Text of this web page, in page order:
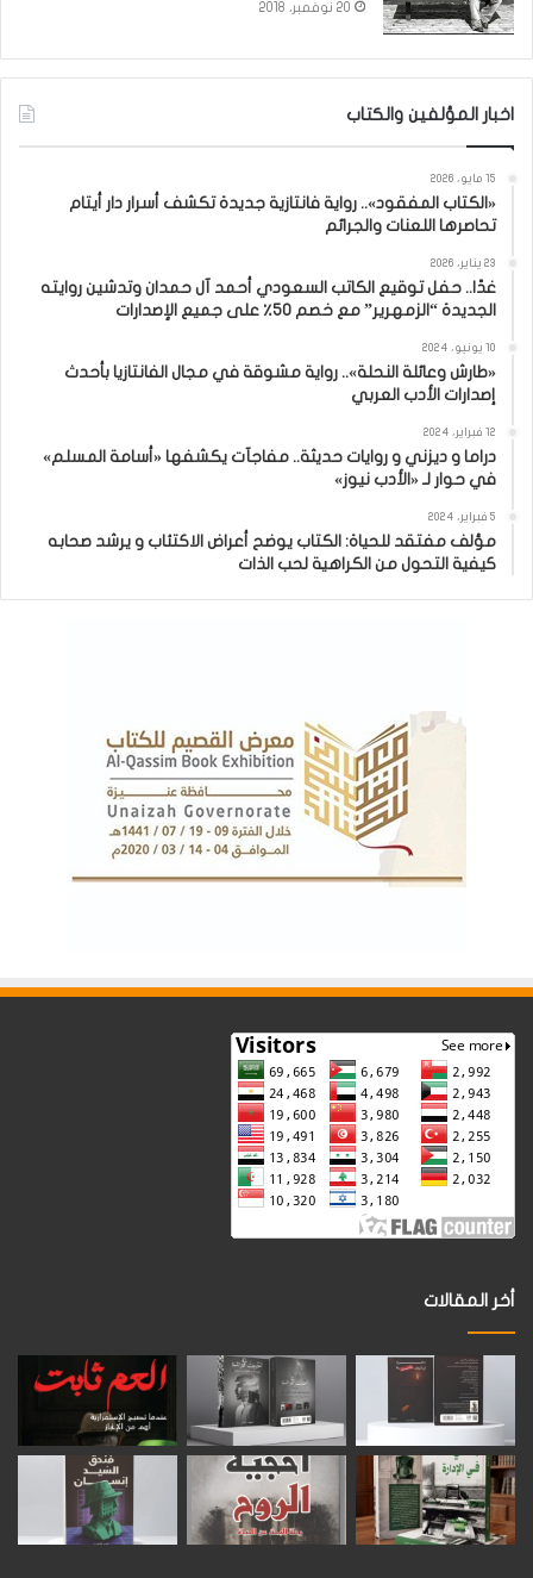
20 نوفمبر، 2018
اخبار المؤلفين والكتاب
15 مايو، 2026
«الكتاب المفقود».. رواية فانتازية جديدة تكشف أسرار دار أيتام
تحاصرها اللعنات والجرائم
23 يناير، 2026
غدًا.. حفل توقيع الكاتب السعودي أحمد آل حمدان وتدشين روايته
الجديدة “الزمهرير” مع خصم 50٪ على جميع الإصدارات
10 يونيو، 2024
«طارش وعائلة النحلة».. رواية مشوقة في مجال الفانتازيا بأحدث
إصدارات الأدب العربي
12 فبراير، 2024
دراما و ديزني و روايات حديثة.. مفاجآت يكشفها «أسامة المسلم»
في حوار لـ «الأدب نيوز»
5 فبراير، 2024
مؤلف مفتقد للحياة: الكتاب يوضح أعراض الاكتئاب و يرشد صحابه
كيفية التحول من الكراهية لحب الذات
أخر المقالات